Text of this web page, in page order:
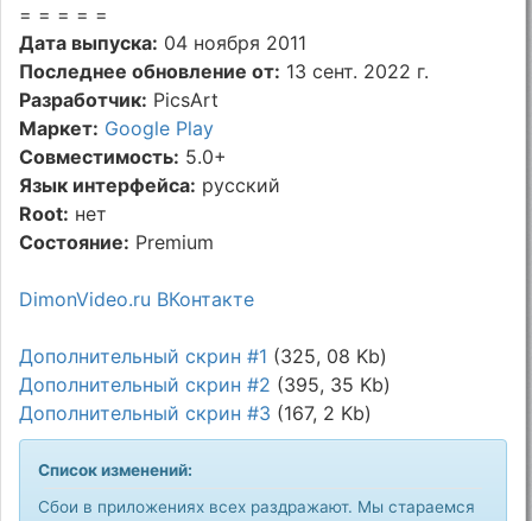
= = = = =
Дата выпуска: 04 ноября 2011
Последнее обновление от: 13 сент. 2022 г.
Разработчик: PicsArt
Маркет: Google Play
Совместимость: 5.0+
Язык интерфейса: русский
Root: нет
Состояние: Premium
DimonVideo.ru ВКонтакте
Дополнительный скрин #1 (325, 08 Kb)
Дополнительный скрин #2 (395, 35 Kb)
Дополнительный скрин #3 (167, 2 Kb)
Список изменений:
Сбои в приложениях всех раздражают. Мы стараемся